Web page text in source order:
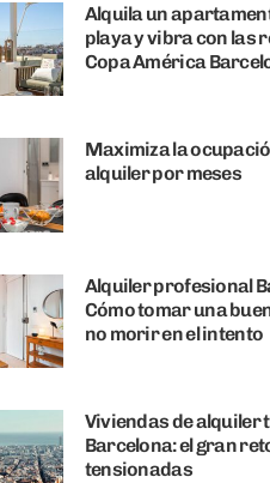
Alquila un
playa y vibra con las
Copa América
Maximiza la
alquiler por meses
Alquiler profesional
Cómo tomar una
no morir en el intento
Viviendas de alquiler
Barcelona: el gran
tensionadas